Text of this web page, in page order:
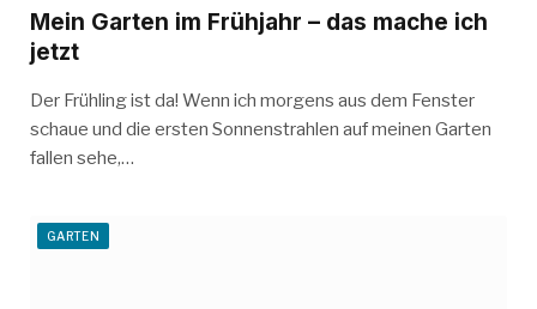
Mein Garten im Frühjahr – das mache ich
jetzt
Der Frühling ist da! Wenn ich morgens aus dem Fenster
schaue und die ersten Sonnenstrahlen auf meinen Garten
fallen sehe,…
GARTEN